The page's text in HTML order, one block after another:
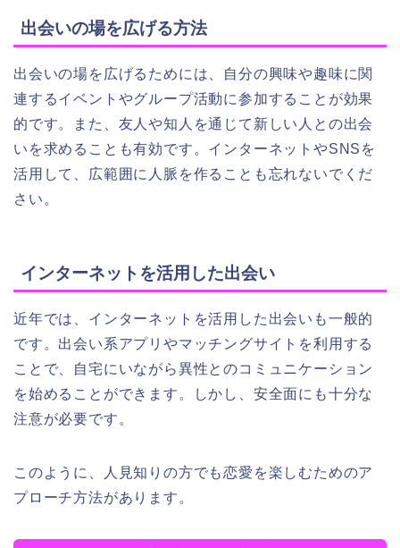
出会いの場を広げる方法
出会いの場を広げるためには、自分の興味や趣味に関
連するイベントやグループ活動に参加することが効果
的です。また、友人や知人を通じて新しい人との出会
いを求めることも有効です。インターネットやSNSを
活用して、広範囲に人脈を作ることも忘れないでくだ
さい。
インターネットを活用した出会い
近年では、インターネットを活用した出会いも一般的
です。出会い系アプリやマッチングサイトを利用する
ことで、自宅にいながら異性とのコミュニケーション
を始めることができます。しかし、安全面にも十分な
注意が必要です。
このように、人見知りの方でも恋愛を楽しむためのア
プローチ方法があります。